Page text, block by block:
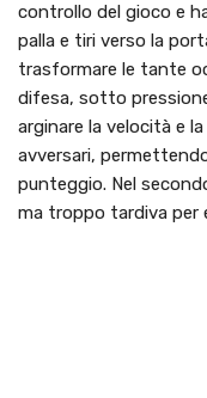
controllo del gioco e
palla e tiri verso la
trasformare le tante
difesa, sotto
arginare la velocità e
avversari,
punteggio. Nel
ma troppo tardiva per